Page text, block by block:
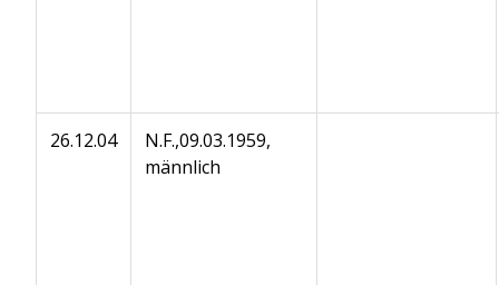
26.12.04
N.F.,09.03.1959,
männlich